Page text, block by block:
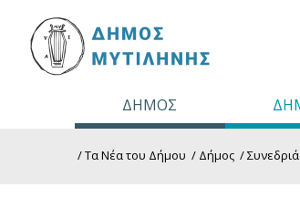
ΔΗΜΟΣ
/Τα Νέα του Δήμου / Δήμος /